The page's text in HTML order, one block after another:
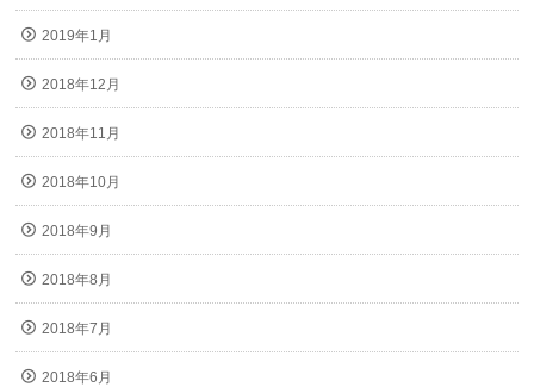
2019年1月
2018年12月
2018年11月
2018年10月
2018年9月
2018年8月
2018年7月
2018年6月